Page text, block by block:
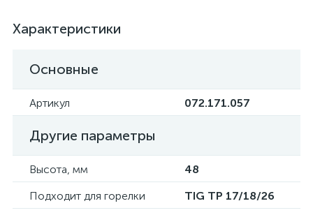
Характеристики
Основные
Артикул 072.171.057
Другие параметры
Высота, мм
48
Подходит для горелки
TIG TP 17/18/26